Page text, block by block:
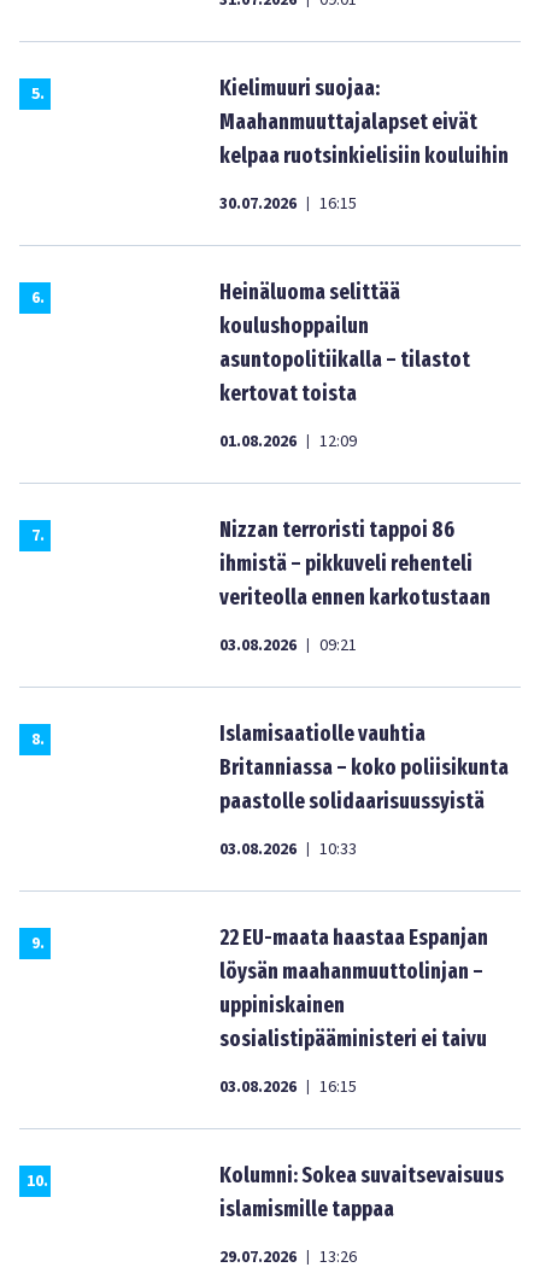
5.
Kielimuuri suojaa:
Maahanmuuttajalapset eivät
kelpaa ruotsinkielisiin kouluihin
30.07.2026 | 16:15
6.
Heinäluoma selittää
koulushoppailun
asuntopolitiikalla – tilastot
kertovat toista
01.08.2026 | 12:09
7.
Nizzan terroristi tappoi 86
ihmistä – pikkuveli rehenteli
veriteolla ennen karkotustaan
03.08.2026 | 09:21
8.
Islamisaatiolle vauhtia
Britanniassa – koko poliisikunta
paastolle solidaarisuussyistä
03.08.2026 | 10:33
9.
22 EU-maata haastaa Espanjan
löysän maahanmuuttolinjan –
uppiniskainen
sosialistipääministeri ei taivu
03.08.2026 | 16:15
10.
Kolumni: Sokea suvaitsevaisuus
islamismille tappaa
29.07.2026 | 13:26